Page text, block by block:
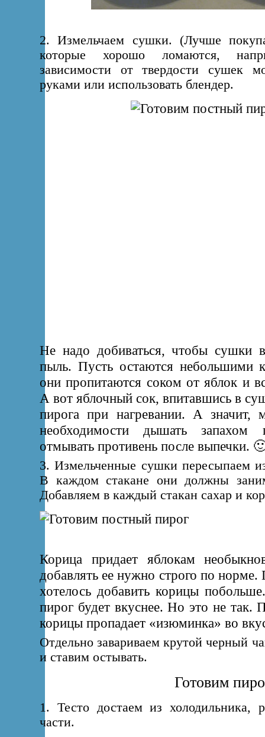
2. Измельчаем сушки. (Лучше
которые хорошо ломаются,
зависимости от твердости сушек
руками или использовать блендер.
Не надо добиваться, чтобы сушки в
пыль. Пусть остаются небольшими
они пропитаются соком от яблок и
А вот яблочный сок, впитавшись в
пирога при нагревании. А значит,
необходимости дышать запахом
отмывать противень после выпечки.
3. Измельченные сушки пересыпаем
В каждом стакане они должны
Добавляем в каждый стакан сахар и
Корица придает яблокам
добавлять ее нужно строго по норме.
хотелось добавить корицы
пирог будет вкуснее. Но это не так.
корицы пропадает «изюминка» во
Отдельно завариваем крутой черный
и ставим остывать.
Готовим
1. Тесто достаем из холодильника,
части.